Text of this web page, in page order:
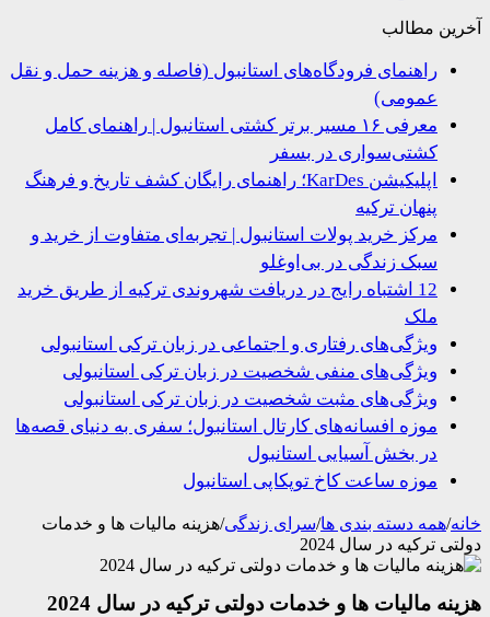
مطالب
راهنمای فرودگاه‌های استانبول (فاصله و هزینه حمل و نقل
عمومی)
معرفی ۱۶ مسیر برتر کشتی استانبول | راهنمای کامل
کشتی‌سواری در بسفر
اپلیکیشن KarDes؛ راهنمای رایگان کشف تاریخ و فرهنگ
پنهان ترکیه
مرکز خرید پولات استانبول | تجربه‌ای متفاوت از خرید و
سبک زندگی در بی‌اوغلو
12 اشتباه رایج در دریافت شهروندی ترکیه از طریق خرید
ویژگی‌های رفتاری و اجتماعی در زبان ترکی استانبولی
ویژگی‌های منفی شخصیت در زبان ترکی استانبولی
ویژگی‌های مثبت شخصیت در زبان ترکی استانبولی
موزه افسانه‌های کارتال استانبول؛ سفری به دنیای قصه‌ها
در بخش آسیایی استانبول
موزه ساعت کاخ توپکاپی استانبول
همه دسته بندی ها/سرای زندگی /هزینه مالیات ها و خدمات
ترکیه در سال 2024
مالیات ها و خدمات دولتی ترکیه در سال 2024